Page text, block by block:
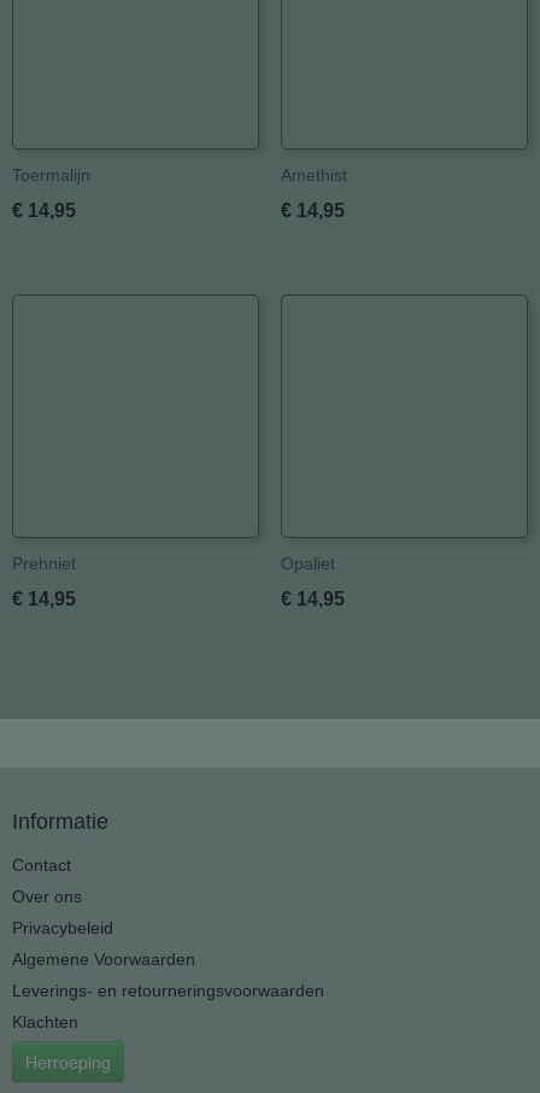
Toermalijn
€ 14,95
Amethist
€ 14,95
Prehniet
€ 14,95
Opaliet
€ 14,95
Informatie
Contact
Over ons
Privacybeleid
Algemene Voorwaarden
Leverings- en retourneringsvoorwaarden
Klachten
Herroeping